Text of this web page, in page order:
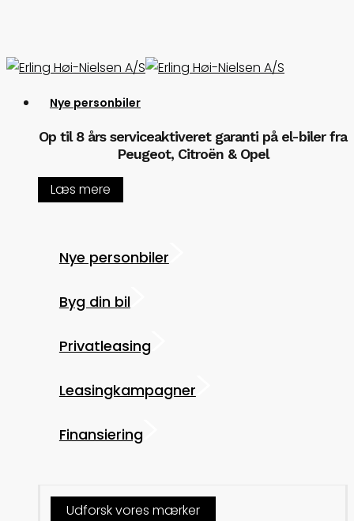
main
Menu
Nye personbiler
Op til 8 års serviceaktiveret garanti på el-biler fra
Peugeot, Citroën & Opel
Læs mere
Nye personbiler
Byg din bil
Privatleasing
Leasingkampagner
Finansiering
Udforsk vores mærker